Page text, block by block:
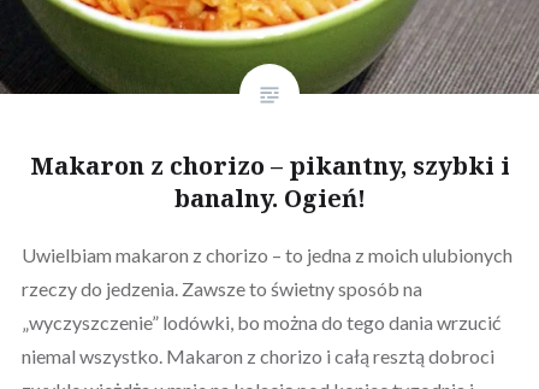
Makaron z chorizo – pikantny, szybki i
banalny. Ogień!
Uwielbiam makaron z chorizo – to jedna z moich ulubionych
rzeczy do jedzenia. Zawsze to świetny sposób na
„wyczyszczenie” lodówki, bo można do tego dania wrzucić
niemal wszystko. Makaron z chorizo i całą resztą dobroci